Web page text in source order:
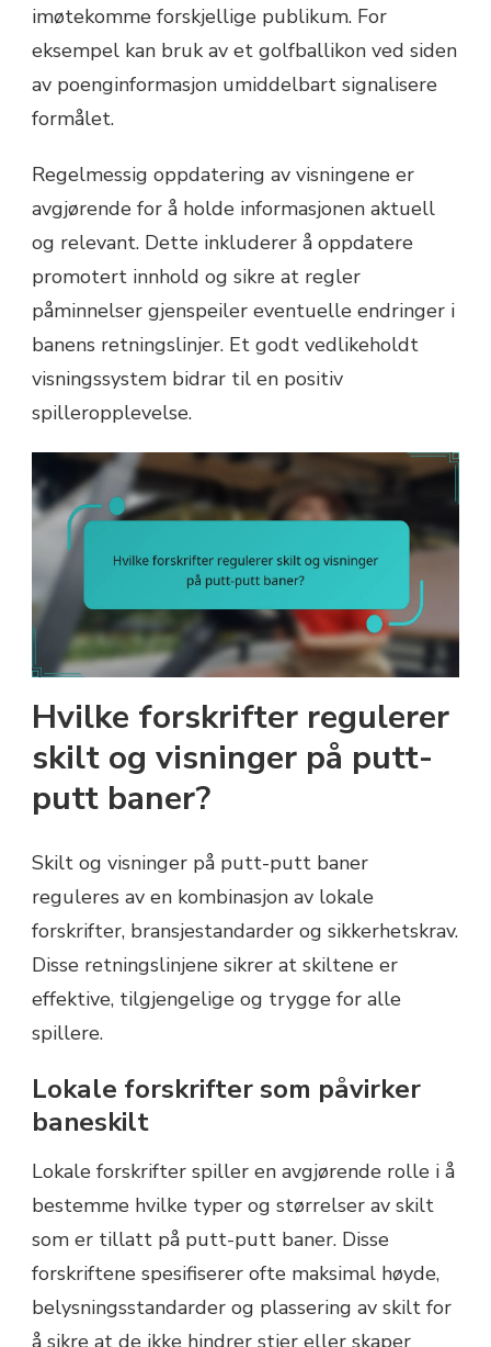
imøtekomme forskjellige publikum. For
eksempel kan bruk av et golfballikon ved siden
av poenginformasjon umiddelbart signalisere
formålet.
Regelmessig oppdatering av visningene er
avgjørende for å holde informasjonen aktuell
og relevant. Dette inkluderer å oppdatere
promotert innhold og sikre at regler
påminnelser gjenspeiler eventuelle endringer i
banens retningslinjer. Et godt vedlikeholdt
visningssystem bidrar til en positiv
spilleropplevelse.
Hvilke forskrifter regulerer
skilt og visninger på putt-
putt baner?
Skilt og visninger på putt-putt baner
reguleres av en kombinasjon av lokale
forskrifter, bransjestandarder og sikkerhetskrav.
Disse retningslinjene sikrer at skiltene er
effektive, tilgjengelige og trygge for alle
spillere.
Lokale forskrifter som påvirker
baneskilt
Lokale forskrifter spiller en avgjørende rolle i å
bestemme hvilke typer og størrelser av skilt
som er tillatt på putt-putt baner. Disse
forskriftene spesifiserer ofte maksimal høyde,
belysningsstandarder og plassering av skilt for